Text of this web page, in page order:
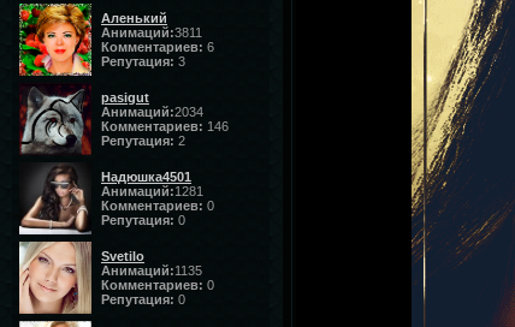
Аленький
Анимаций:3811
Комментариев: 6
Репутация: 3
pasigut
Анимаций:2034
Комментариев: 146
Репутация: 2
Надюшка4501
Анимаций:1281
Комментариев: 0
Репутация: 0
Svetilo
Анимаций:1135
Комментариев: 0
Репутация: 0